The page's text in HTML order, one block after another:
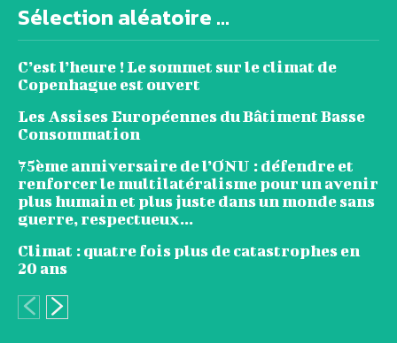
Sélection aléatoire ...
C’est l’heure ! Le sommet sur le climat de
Copenhague est ouvert
Les Assises Européennes du Bâtiment Basse
Consommation
75ème anniversaire de l’ONU : défendre et
renforcer le multilatéralisme pour un avenir
plus humain et plus juste dans un monde sans
guerre, respectueux...
Climat : quatre fois plus de catastrophes en
20 ans